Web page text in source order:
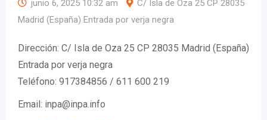
junio 6, 2025 10:32 am
C/ Isla de Oza 25 CP 28035
Madrid (España) Entrada por verja negra
Dirección: C/ Isla de Oza 25 CP 28035 Madrid (España)
Entrada por verja negra
Teléfono: 917384856 / 611 600 219
Email: inpa@inpa.info